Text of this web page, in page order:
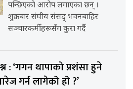
पन्छिएको आरोप लगाएका छन् ।
शुक्रबार संघीय संसद् भवनबाहिर
सञ्चारकर्मीहरूसँग कुरा गर्दै
: ‘गगन थापाको प्रशंसा हुने
गर्न लागेको हो ?’